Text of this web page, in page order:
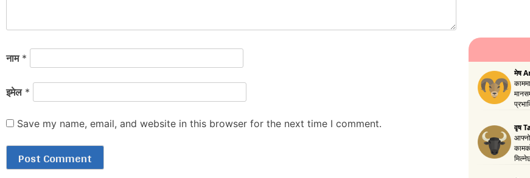
नाम *
इमेल *
Save my name, email, and website in this browser for the next time I comment.